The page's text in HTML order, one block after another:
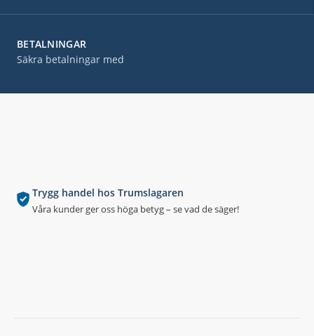
Trygg handel hos Trumslagaren
Våra kunder ger oss höga betyg – se vad de säger!
BETALNINGAR
Säkra betalningar med